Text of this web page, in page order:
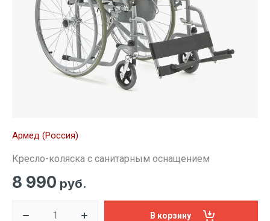
Армед (Россия)
Кресло-коляска с санитарным оснащением
8 990 руб.
В корзину